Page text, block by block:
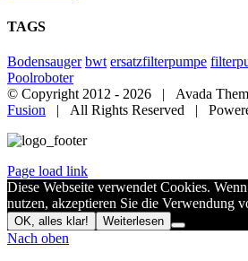
TAGS
Bodensauger bwt ersatzfilterpumpe
Poolroboter
© Copyright 2012 - 2026 | Avada
Fusion | All Rights Reserved |
Page load link
Diese Webseite verwendet Cookies.
nutzen, akzeptieren Sie die Verwendung
OK, alles klar! Weiterlesen
Nach oben